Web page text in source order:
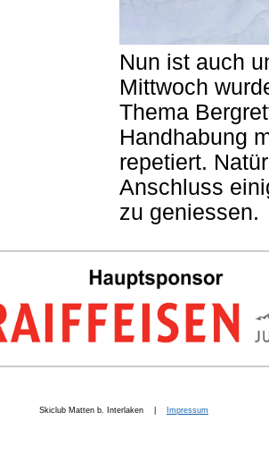
Nun ist auch
Mittwoch
Thema
Handhabung
repetiert.
Anschluss
zu geniessen.
Skiclub Matten b. Interlaken | Impressum